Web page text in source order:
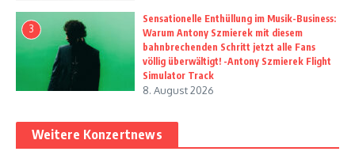
3
Sensationelle Enthüllung im Musik-Business:
Warum Antony Szmierek mit diesem
bahnbrechenden Schritt jetzt alle Fans
völlig überwältigt! -Antony Szmierek Flight
Simulator Track
8. August 2026
Weitere Konzertnews